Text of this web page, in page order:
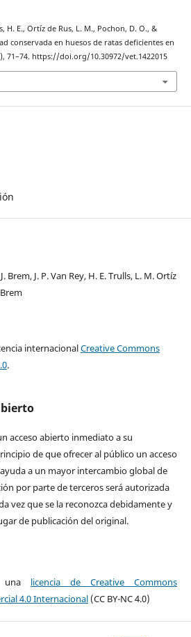
H. E., Ortíz de Rus, L. M., Pochon, D. O., &
conservada en huesos de ratas deficientes en
71–74. https://doi.org/10.30972/vet.1422015
Brem, J. P. Van Rey, H. E. Trulls, L. M. Ortíz
internacionalCreative Commons
.
acceso abierto inmediato a su
de que ofrecer al público un acceso
a un mayor intercambio global de
por parte de terceros será autorizada
vez que se la reconozca debidamente y
de publicación del original.
una licencia de Creative Commons
4.0 Internacional(CC BY-NC 4.0)